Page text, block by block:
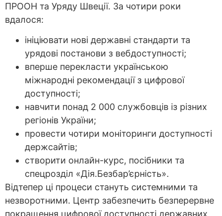
ПРООН та Уряду Швеції. За чотири роки
вдалося:
ініціювати нові державні стандарти та
урядові постанови з вебдоступності;
вперше перекласти українською
міжнародні рекомендації з цифрової
доступності;
навчити понад 2 000 службовців із різних
регіонів України;
провести чотири моніторинги доступності
держсайтів;
створити онлайн-курс, посібники та
спецрозділ «Дія.Безбар’єрність».
Відтепер ці процеси стануть системними та
незворотними. Центр забезпечить безперервне
покращення цифрової доступності державних